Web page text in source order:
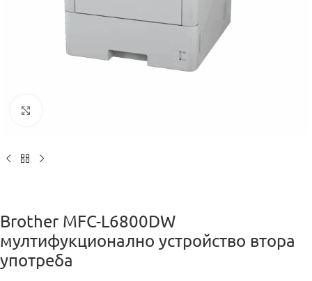
Brother MFC-L6800DW
мултифукционално устройство втора
употреба